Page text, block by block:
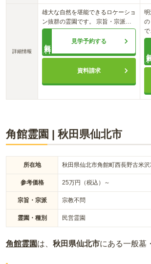
詳細情報
雄大な自然を堪能できるロケーショ
ン抜群の霊園です。 宗旨・宗派
見学予約する
資料請求
で
角館霊園 | 秋田県仙北市
所在地 秋田県仙北市角館町西長野古米
参考価格 25万円（税込）～
宗旨・宗派 宗教不問
霊園・種別 民営霊園
角館霊園は、 秋田県仙北市にある一般墓